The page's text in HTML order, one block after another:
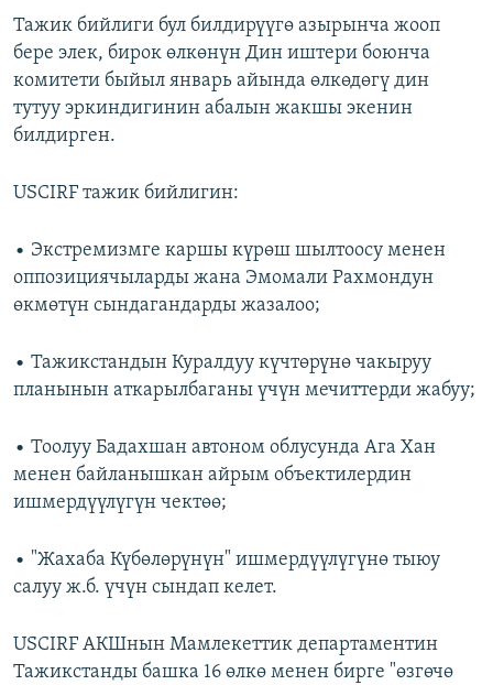
Тажик бийлиги бул билдирүүгө азырынча жооп
бере элек, бирок өлкөнүн Дин иштери боюнча
комитети быйыл январь айында өлкөдөгү дин
тутуу эркиндигинин абалын жакшы экенин
билдирген.
USCIRF тажик бийлигин:
• Экстремизмге каршы күрөш шылтоосу менен
оппозициячыларды жана Эмомали Рахмондун
өкмөтүн сындагандарды жазалоо;
• Тажикстандын Куралдуу күчтөрүнө чакыруу
планынын аткарылбаганы үчүн мечиттерди жабуу;
• Тоолуу Бадахшан автоном облусунда Ага Хан
менен байланышкан айрым объектилердин
ишмердүүлүгүн чектөө;
• "Жахаба Күбөлөрүнүн" ишмердүүлүгүнө тыюу
салуу ж.б. үчүн сындап келет.
USCIRF АКШнын Мамлекеттик департаментин
Тажикстанды башка 16 өлкө менен бирге "өзгөчө